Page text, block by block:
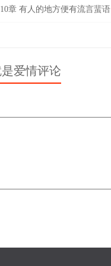
章 有人的地方便有流言蜚语
爱情评论